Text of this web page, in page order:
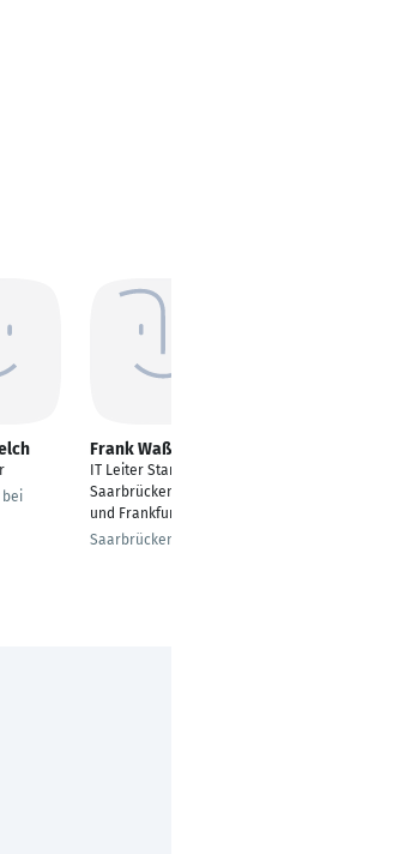
bei
Frank Waßmuth
IT Leiter Standort
Saarbrücken, Koblenz
und Frankfurt
Saarbrücken